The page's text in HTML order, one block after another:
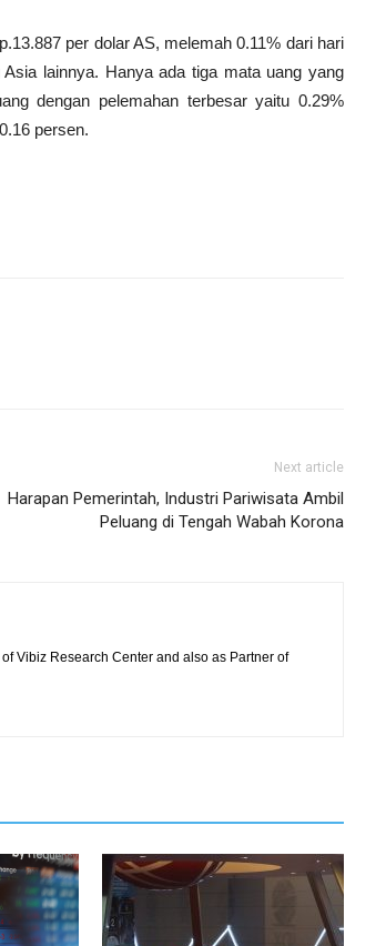
per dolar AS, melemah 0.11% dari hari
lainnya. Hanya ada tiga mata uang yang
dengan pelemahan terbesar yaitu 0.29%
persen.
Next article
Harapan Pemerintah, Industri Pariwisata Ambil
Peluang di Tengah Wabah Korona
Vibiz Research Center and also as Partner of